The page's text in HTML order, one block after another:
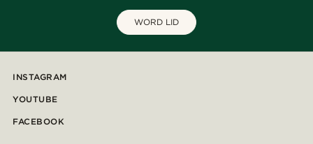
WORD LID
INSTAGRAM
YOUTUBE
FACEBOOK